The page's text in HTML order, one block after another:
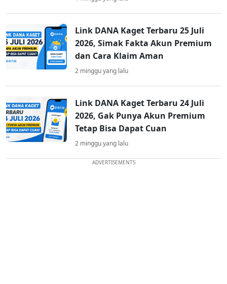
Link DANA Kaget Terbaru 25 Juli
2026, Simak Fakta Akun Premium
dan Cara Klaim Aman
2 minggu yang lalu
Link DANA Kaget Terbaru 24 Juli
2026, Gak Punya Akun Premium
Tetap Bisa Dapat Cuan
2 minggu yang lalu
ADVERTISEMENTS